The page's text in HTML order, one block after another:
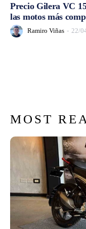
Precio Gilera VC
las motos más
Ramiro Viñas - 22/
MOST